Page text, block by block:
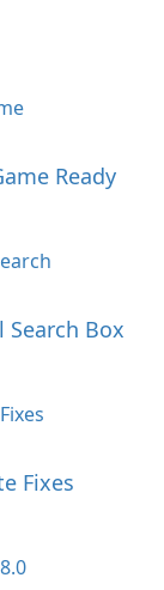
Ready
Search Box
Fixes